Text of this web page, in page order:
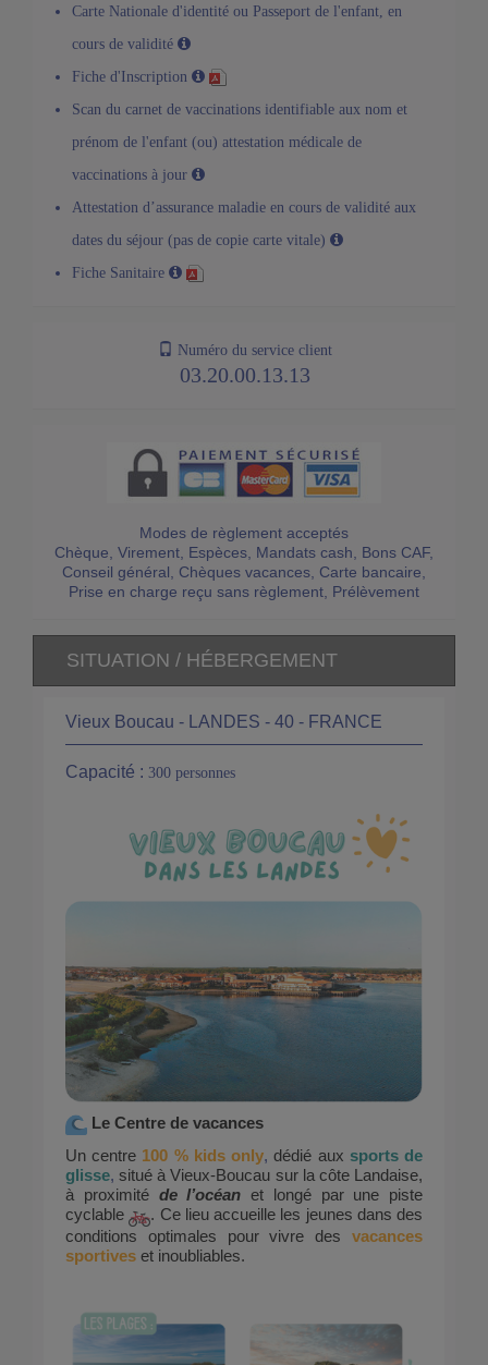
Carte Nationale d'identité ou Passeport de l'enfant, en
cours de validité
Fiche d'Inscription
Scan du carnet de vaccinations identifiable aux nom et
prénom de l'enfant (ou) attestation médicale de
vaccinations à jour
Attestation d’assurance maladie en cours de validité aux
dates du séjour (pas de copie carte vitale)
Fiche Sanitaire
Numéro du service client
03.20.00.13.13
Modes de règlement acceptés
Chèque, Virement, Espèces, Mandats cash, Bons CAF,
Conseil général, Chèques vacances, Carte bancaire,
Prise en charge reçu sans règlement, Prélèvement
SITUATION / HÉBERGEMENT
Vieux Boucau - LANDES - 40 - FRANCE
Capacité : 300 personnes
Le Centre de vacances
Un centre 100 % kids only,dédié aux sports de
glisse,situé à Vieux-Boucau sur la côte Landaise,
à proximitéde l’océan et longé par une piste
cyclable
. Ce lieu accueille les jeunes dans des
conditions optimales pour vivre des vacances
sportives et inoubliables.